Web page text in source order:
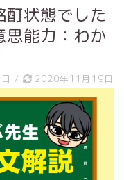
酊状態でした
思能力：わか
/ 2020年11月19日